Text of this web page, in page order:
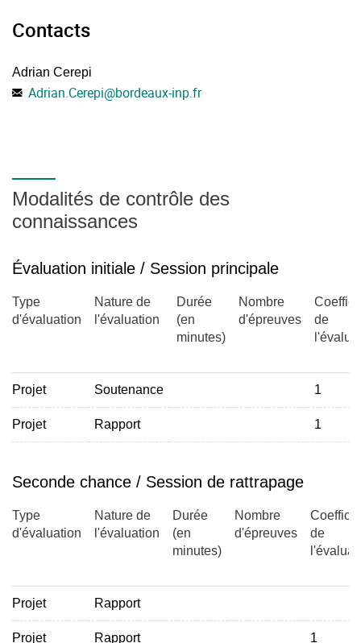
pétrophysiques de laboratoire,
Quantifier les propriétés réservoirs par les outils
Contacts
Adrian Cerepi
Adrian.Cerepi@bordeaux-inp.fr
Modalités de contrôle des
connaissances
Évaluation initiale / Session principale
Type
d'évaluation
Nature de
l'évaluation
Durée
(en
minutes)
Nombre
d'épreuves
de
Projet Soutenance 1
Projet Rapport 1
Seconde chance / Session de rattrapage
Type
d'évaluation
Nature de
l'évaluation
Durée
(en
minutes)
Nombre
d'épreuves
de
Projet Rapport
Projet Rapport 1